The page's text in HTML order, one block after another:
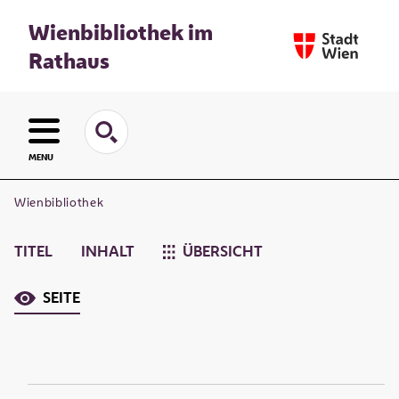
Wienbibliothek im
Rathaus
MENU
Wienbibliothek
TITEL INHALT ÜBERSICHT
SEITE